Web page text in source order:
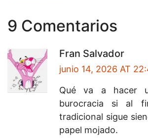
9 Comentarios
Fran Salvador
junio 14, 2026 AT
Qué va a hacer
burocracia si al
tradicional sigue
papel mojado.